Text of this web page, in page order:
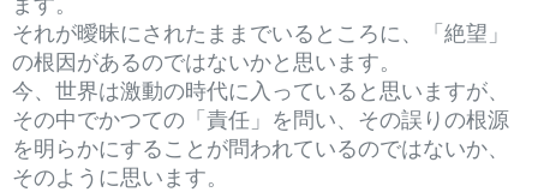
それが曖昧にされたままでいるところに、「絶望」
の根因があるのではないかと思います。
今、世界は激動の時代に入っていると思いますが、
その中でかつての「責任」を問い、その誤りの根源
を明らかにすることが問われているのではないか、
そのように思います。